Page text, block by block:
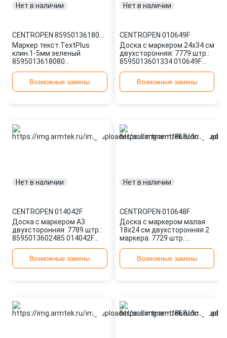
Нет в наличии
CENTROPEN·
Маркер текст.TextPlus
клин.1-5мм зеленый
8595013618080
Возможные замены
Нет в наличии
CENTROPEN·010649F
Доска с маркером 24х34 см
двухсторонняя: 7779 штр.:
8595013601334 010649F
Возможные замены
Нет в наличии
CENTROPEN·014042F
Доска с маркером А3
двухсторонняя: 7789 штр.:
8595013602485 014042F
Возможные замены
Нет в наличии
CENTROPEN·010648F
Доска с маркером малая
18х24 см двухсторонняя 2
маркера: 7729 штр.:
CENTROPENВозможные замены